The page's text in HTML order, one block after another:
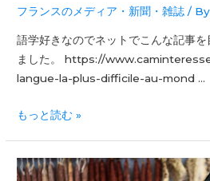
フランスのメディア・新聞・雑誌 /
語学好きなのでネットでこんな記事
ました。 https://
langue-la-plus-difficile-au-mond …
もっと読む »